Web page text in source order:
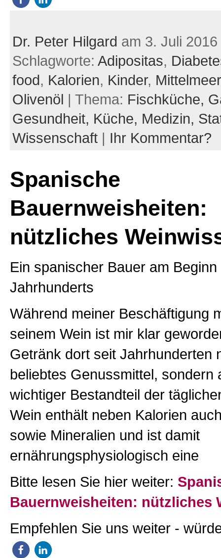
Dr. Peter Hilgard am 3. Juli 2016
Schlagworte: Adipositas,
food, Kalorien, Kinder,
Olivenöl | Thema: Fischküche,
Gesundheit, Küche, Medizin,
Wissenschaft| Ihr Kommentar?
Spanische
Bauernweisheiten:
nützliches
Ein spanischer Bauer am
Jahrhunderts
Während meiner Beschäftigung
seinem Wein ist mir klar
Getränk dort seit Jahrhunderten
beliebtes Genussmittel, sondern
wichtiger Bestandteil der
Wein enthält neben Kalorien
sowie Mineralien und ist damit
ernährungsphysiologisch eine
Bitte lesen Sie hier weiter:
Bauernweisheiten: nützliches
Empfehlen Sie uns weiter -